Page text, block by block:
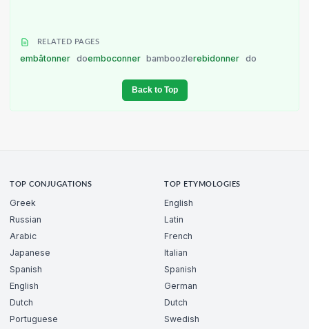
RELATED PAGES
embâtonner doemboconner bamboozlerebidonner do
Back to Top
TOP CONJUGATIONS
Greek
Russian
Arabic
Japanese
Spanish
English
Dutch
Portuguese
TOP ETYMOLOGIES
English
Latin
French
Italian
Spanish
German
Dutch
Swedish